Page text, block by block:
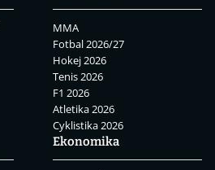
MMA
Fotbal 2026/27
Hokej 2026
Tenis 2026
F1 2026
Atletika 2026
Cyklistika 2026
Ekonomika